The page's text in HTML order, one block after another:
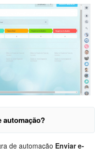
automação?
de automação Enviar e-